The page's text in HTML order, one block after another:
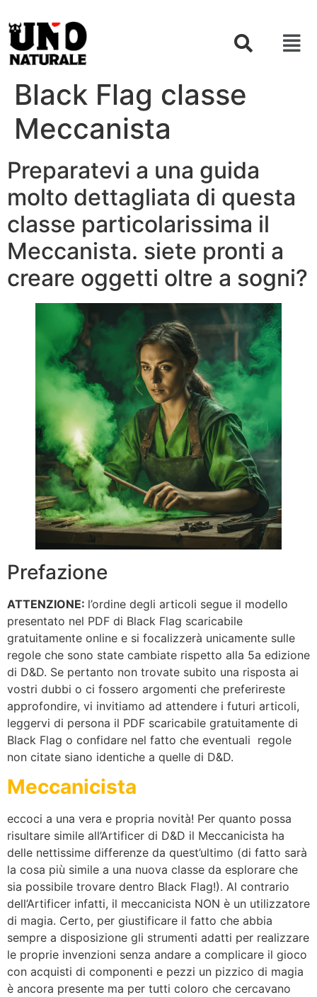
Black Flag classe
Meccanista
Preparatevi a una guida
molto dettagliata di questa
classe particolarissima il
Meccanista. siete pronti a
creare oggetti oltre a sogni?
Prefazione
ATTENZIONE: l’ordine degli articoli segue il modello
presentato nel PDF di Black Flag scaricabile
gratuitamente online e si focalizzerà unicamente sulle
regole che sono state cambiate rispetto alla 5a edizione
di D&D. Se pertanto non trovate subito una risposta ai
vostri dubbi o ci fossero argomenti che preferireste
approfondire, vi invitiamo ad attendere i futuri articoli,
leggervi di persona il PDF scaricabile gratuitamente di
Black Flag o confidare nel fatto che eventuali regole
non citate siano identiche a quelle di D&D.
Meccanicista
eccoci a una vera e propria novità! Per quanto possa
risultare simile all’Artificer di D&D il Meccanicista ha
delle nettissime differenze da quest’ultimo (di fatto sarà
la cosa più simile a una nuova classe da esplorare che
sia possibile trovare dentro Black Flag!). Al contrario
dell’Artificer infatti, il meccanicista NON è un utilizzatore
di magia. Certo, per giustificare il fatto che abbia
sempre a disposizione gli strumenti adatti per realizzare
le proprie invenzioni senza andare a complicare il gioco
con acquisti di componenti e pezzi un pizzico di magia
è ancora presente ma per tutti coloro che cercavano